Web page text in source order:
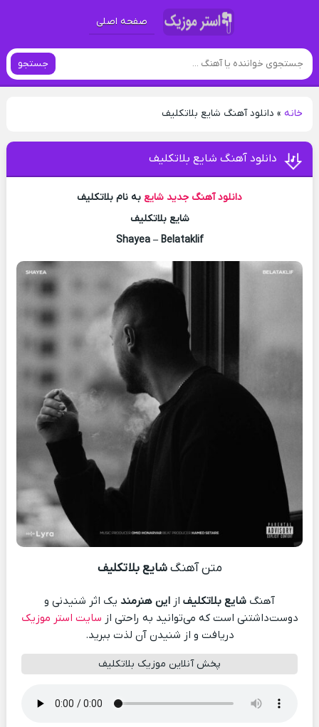
صفحه اصلی
جستجو
خانه» دانلود آهنگ شایع بلاتکلیف
دانلود آهنگ شایع بلاتکلیف
دانلود آهنگ جدید شایع به نام بلاتکلیف
شایع بلاتکلیف
Shayea – Belataklif
متن آهنگشایع بلاتکلیف
آهنگ شایع بلاتکلیف از این هنرمند یک اثر شنیدنی و
دوست‌داشتنی است که می‌توانید به راحتی از سایت استر موزیک
دریافت و از شنیدن آن لذت ببرید.
پخش آنلاین موزیک بلاتکلیف